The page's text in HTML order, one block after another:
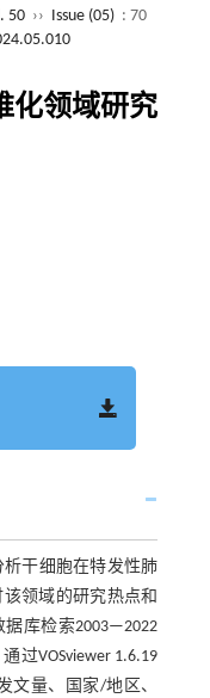
50 ›› Issue (05) : 70
化领域研究
干细胞在特发性肺
领域的研究热点和
据库检索2003—2022
过VOSviewer 1.6.19
文量、国家/地区、